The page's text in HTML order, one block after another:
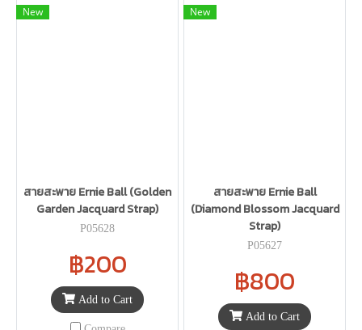
New
สายสะพาย Ernie Ball (Golden
Garden Jacquard Strap)
P05628
฿200
Add to Cart
New
สายสะพาย Ernie Ball
(Diamond Blossom Jacquard
Strap)
P05627
฿800
Add to Cart